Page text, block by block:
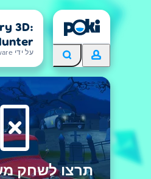
3D:
על ידי Brain Software
תרצו לשחק